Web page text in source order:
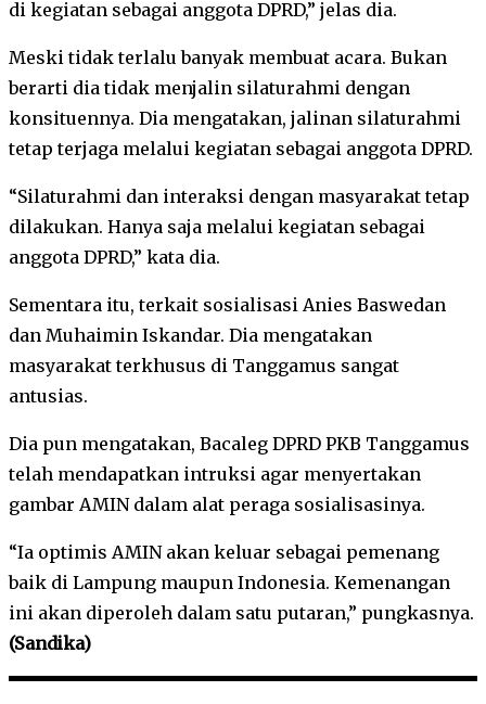
di kegiatan sebagai anggota DPRD,” jelas dia.
Meski tidak terlalu banyak membuat acara. Bukan
berarti dia tidak menjalin silaturahmi dengan
konsituennya. Dia mengatakan, jalinan silaturahmi
tetap terjaga melalui kegiatan sebagai anggota DPRD.
“Silaturahmi dan interaksi dengan masyarakat tetap
dilakukan. Hanya saja melalui kegiatan sebagai
anggota DPRD,” kata dia.
Sementara itu, terkait sosialisasi Anies Baswedan
dan Muhaimin Iskandar. Dia mengatakan
masyarakat terkhusus di Tanggamus sangat
antusias.
Dia pun mengatakan, Bacaleg DPRD PKB Tanggamus
telah mendapatkan intruksi agar menyertakan
gambar AMIN dalam alat peraga sosialisasinya.
“Ia optimis AMIN akan keluar sebagai pemenang
baik di Lampung maupun Indonesia. Kemenangan
ini akan diperoleh dalam satu putaran,” pungkasnya.
(Sandika)